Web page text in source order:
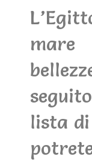
lista di